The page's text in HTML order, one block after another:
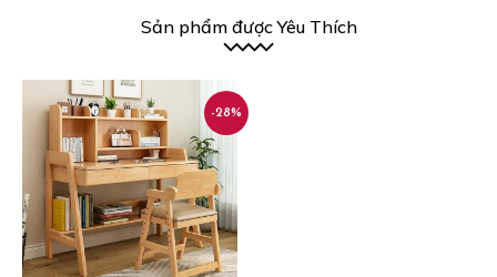
Sản phẩm được Yêu Thích
-28%